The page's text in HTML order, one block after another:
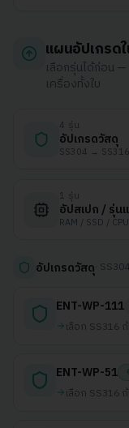
แผนอัปเกรด
เลือกรุ่นได้ก่อน
เครื่องทั้งใบ
4 รุ่น
อัปเกรดวัสดุ
SS304 →
1 รุ่น
อัปสเปก / รุ่น
อัปเกรดวัสดุ
ENT-WP-111
เลือก SS316
ENT-WP-51
เลือก SS316